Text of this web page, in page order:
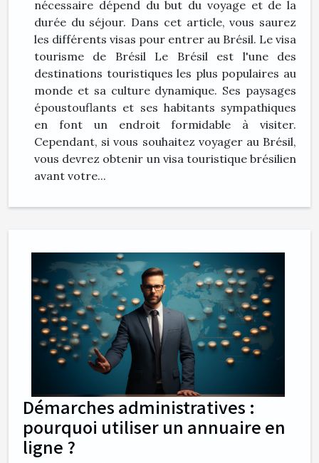
nécessaire dépend du but du voyage et de la
durée du séjour. Dans cet article, vous saurez
les différents visas pour entrer au Brésil. Le visa
tourisme de Brésil Le Brésil est l'une des
destinations touristiques les plus populaires au
monde et sa culture dynamique. Ses paysages
époustouflants et ses habitants sympathiques
en font un endroit formidable à visiter.
Cependant, si vous souhaitez voyager au Brésil,
vous devrez obtenir un visa touristique brésilien
avant votre...
Démarches administratives :
pourquoi utiliser un annuaire en
ligne ?